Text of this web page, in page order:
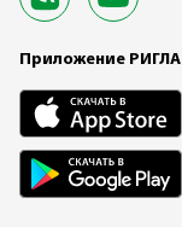
Приложение РИГЛА